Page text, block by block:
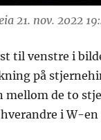
21. nov. 2022
til venstre i
på
mellom de to
i W-en